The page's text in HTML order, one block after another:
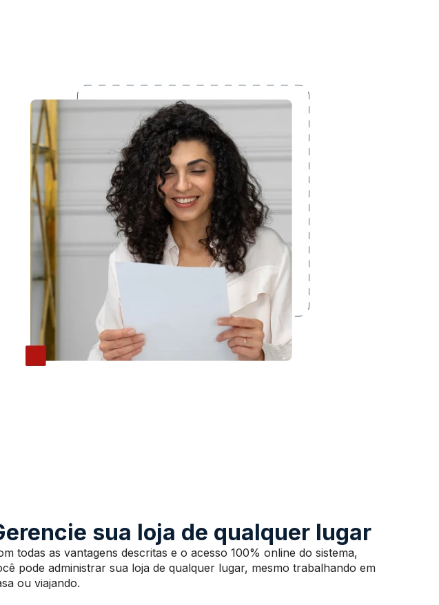
sua loja de qualquer lugar
todas as vantagens descritas e o acesso 100% online do sistema,
pode administrar sua loja de qualquer lugar, mesmo trabalhando em
ou viajando.